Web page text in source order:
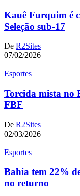
Kauê Furquim é
Seleção sub-17
De R2Sites
07/02/2026
Esportes
Torcida mista no
FBF
De R2Sites
02/03/2026
Esportes
Bahia tem 22%
no returno